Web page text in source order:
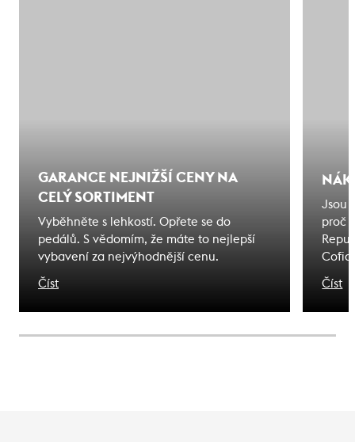
GARANCE NEJNIŽŠÍ CENY NA
CELÝ SORTIMENT
Vyběhněte s lehkostí. Opřete se do
pedálů. S vědomím, že máte to nejlepší
vybavení za nejvýhodnější cenu.
Číst
Jsou
proč
na
Číst